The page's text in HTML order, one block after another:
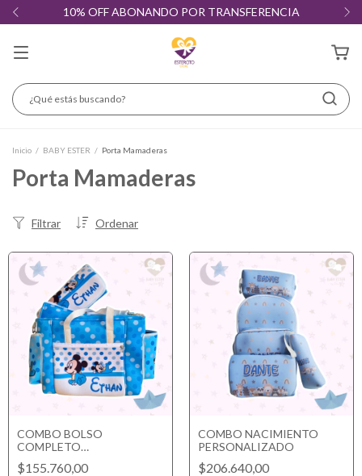
10% OFF ABONANDO POR TRANSFERENCIA
Inicio / BABY ESTER / Porta Mamaderas
Porta Mamaderas
Ordenar
Filtrar
COMBO BOLSO
COMPLETO
PERSONALIZADO
$155.760,00
COMBO NACIMIENTO
PERSONALIZADO
$206.640,00